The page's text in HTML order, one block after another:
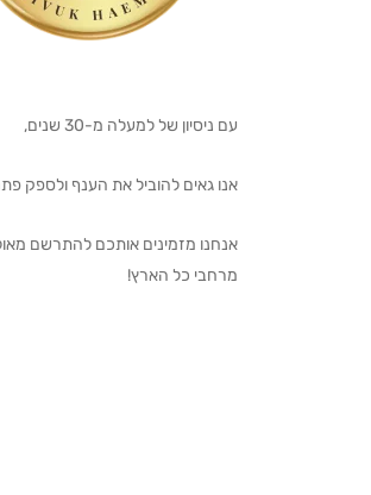
עם ניסיון של למעלה מ-30 שנים,
אנו גאים להוביל את הענף ולספק
מרחבי כל הארץ!